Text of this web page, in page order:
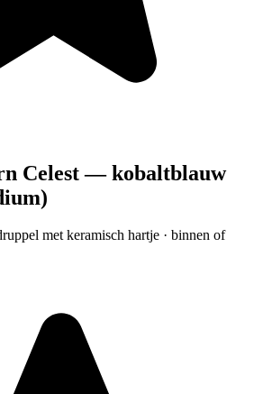
Celest — kobaltblauw
met keramisch hartje · binnen of